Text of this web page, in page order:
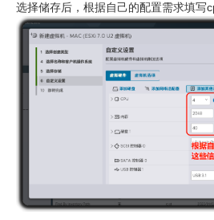
选择储存后，根据自己的配置需求填写